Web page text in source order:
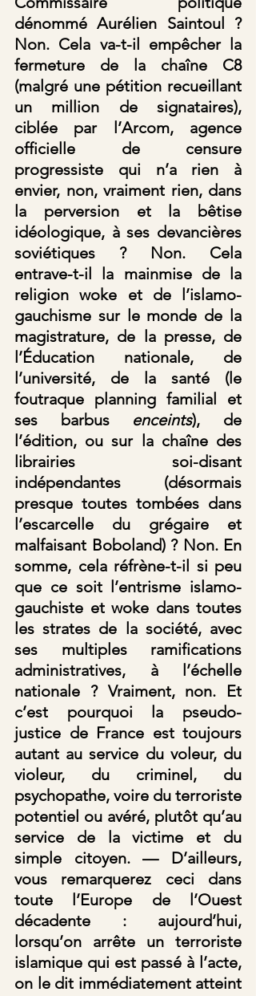
dénommé Aurélien Saintoul ?
Non. Cela va-t-il empêcher la
fermeture de la chaîne C8
(malgré une pétition recueillant
un million de signataires),
ciblée par l’Arcom, agence
officielle de censure
progressiste qui n’a rien à
envier, non, vraiment rien, dans
la perversion et la bêtise
idéologique, à ses devancières
soviétiques ? Non. Cela
entrave-t-il la mainmise de la
religion woke et de l’islamo-
gauchisme sur le monde de la
magistrature, de la presse, de
l’Éducation nationale, de
l’université, de la santé (le
foutraque planning familial et
ses barbus enceints), de
l’édition, ou sur la chaîne des
librairies soi-disant
indépendantes (désormais
presque toutes tombées dans
l’escarcelle du grégaire et
malfaisant Boboland) ? Non. En
somme, cela réfrène-t-il si peu
que ce soit l’entrisme islamo-
gauchiste et woke dans toutes
les strates de la société, avec
ses multiples ramifications
administratives, à l’échelle
nationale ? Vraiment, non. Et
c’est pourquoi la pseudo-
justice de France est toujours
autant au service du voleur, du
violeur, du criminel, du
psychopathe, voire du terroriste
potentiel ou avéré, plutôt qu’au
service de la victime et du
simple citoyen. — D’ailleurs,
vous remarquerez ceci dans
toute l’Europe de l’Ouest
décadente : aujourd’hui,
lorsqu’on arrête un terroriste
islamique qui est passé à l’acte,
on le dit immédiatement atteint